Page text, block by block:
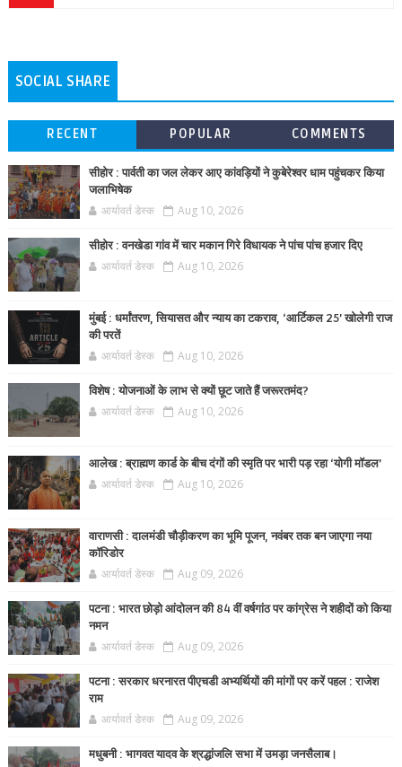
SOCIAL SHARE
RECENT POPULAR COMMENTS
सीहोर : पार्वती का जल लेकर आए कांवड़ियों ने कुबेरेश्वर धाम पहुंचकर किया
जलाभिषेक
आर्यावर्त डेस्क Aug 10, 2026
सीहोर : वनखेडा गांव में चार मकान गिरे विधायक ने पांच पांच हजार दिए
आर्यावर्त डेस्क Aug 10, 2026
मुंबई : धर्मांतरण, सियासत और न्याय का टकराव, ‘आर्टिकल 25’ खोलेगी राज
की परतें
आर्यावर्त डेस्क Aug 10, 2026
विशेष : योजनाओं के लाभ से क्यों छूट जाते हैं जरूरतमंद?
आर्यावर्त डेस्क Aug 10, 2026
आलेख : ब्राह्मण कार्ड के बीच दंगों की स्मृति पर भारी पड़ रहा ‘योगी मॉडल’
आर्यावर्त डेस्क Aug 10, 2026
वाराणसी : दालमंडी चौड़ीकरण का भूमि पूजन, नवंबर तक बन जाएगा नया
कॉरिडोर
आर्यावर्त डेस्क Aug 09, 2026
पटना : भारत छोड़ो आंदोलन की 84 वीं वर्षगांठ पर कांग्रेस ने शहीदों को किया
नमन
आर्यावर्त डेस्क Aug 09, 2026
पटना : सरकार धरनारत पीएचडी अभ्यर्थियों की मांगों पर करें पहल : राजेश
राम
आर्यावर्त डेस्क Aug 09, 2026
मधुबनी : भागवत यादव के श्रद्धांजलि सभा में उमड़ा जनसैलाब।